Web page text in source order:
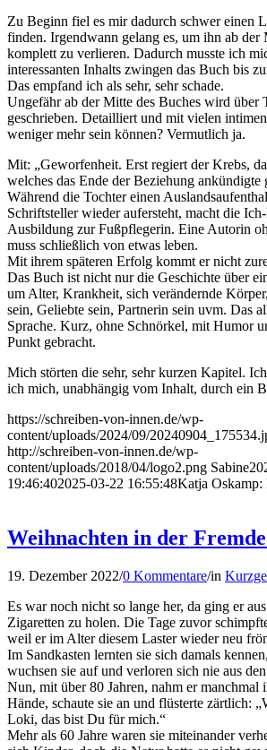
Zu Beginn fiel es mir dadurch schwer einen
finden. Irgendwann gelang es, um ihn ab der
komplett zu verlieren. Dadurch musste ich
interessanten Inhalts zwingen das Buch bis
Das empfand ich als sehr, sehr schade.
Ungefähr ab der Mitte des Buches wird über
geschrieben. Detailliert und mit vielen
weniger mehr sein können? Vermutlich ja.
Mit: „Geworfenheit. Erst regiert der Krebs,
welches das Ende der Beziehung ankündigte
Während die Tochter einen
Schriftsteller wieder aufersteht, macht die
Ausbildung zur Fußpflegerin. Eine Autorin
muss schließlich von etwas leben.
Mit ihrem späteren Erfolg kommt er nicht
Das Buch ist nicht nur die Geschichte über
um Alter, Krankheit, sich verändernde
sein, Geliebte sein, Partnerin sein uvm. Das
Sprache. Kurz, ohne Schnörkel, mit Humor
Punkt gebracht.
Mich störten die sehr, sehr kurzen Kapitel.
ich mich, unabhängig vom Inhalt, durch ein
https://schreiben-von-innen.de/wp-
content/uploads/2024/09/
http://schreiben-von-innen.de/wp-
content/uploads/2018/04/logo2.png Sabine
19:46:402025-03-22 16:55:48Katja Oskamp:
Weihnachten in der
19. Dezember 2022/0 Kommentare/in
Es war noch nicht so lange her, da ging er
Zigaretten zu holen. Die Tage zuvor
weil er im Alter diesem Laster wieder neu
Im Sandkasten lernten sie sich damals
wuchsen sie auf und verloren sich nie aus
Nun, mit über 80 Jahren, nahm er manchmal
Hände, schaute sie an und flüsterte zärtlich:
Loki, das bist Du für mich.“
Mehr als 60 Jahre waren sie miteinander